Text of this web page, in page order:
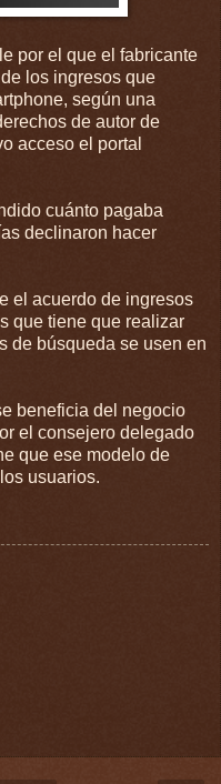
por el que el fabricante
los ingresos que
según una
de autor de
acceso el portal
cuánto pagaba
declinaron hacer
el acuerdo de ingresos
que tiene que realizar
de búsqueda se usen en
beneficia del negocio
el consejero delegado
que ese modelo de
usuarios.